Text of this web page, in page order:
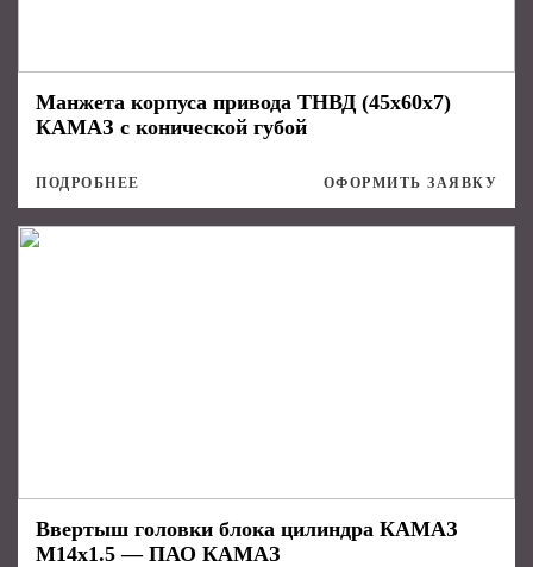
Манжета корпуса привода ТНВД (45х60х7)
КАМАЗ с конической губой
ПОДРОБНЕЕ ОФОРМИТЬ ЗАЯВКУ
Ввертыш головки блока цилиндра КАМАЗ
М14х1.5 — ПАО КАМАЗ